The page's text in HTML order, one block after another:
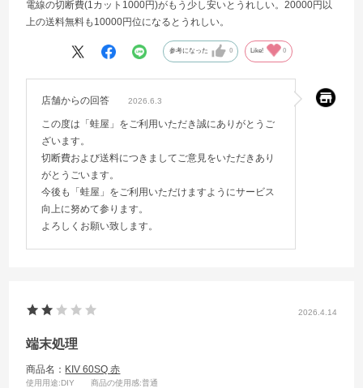
電線の切断費(1カット1000円)がもう少し安いとうれしい。20000円以
上の送料無料も10000円位になるとうれしい。
参考になった 0 Like! 0
店舗からの回答 2026.6.3
この度は「蛙屋」をご利用いただき誠にありがとうご
ざいます。
切断費および送料につきましてご意見をいただきあり
がとうごいます。
今後も「蛙屋」をご利用いただけますようにサービス
向上に努めて参ります。
よろしくお願い致します。
2026.4.14
端末処理
商品名： KIV 60SQ 赤
使用用途:DIY 商品の使用感:普通